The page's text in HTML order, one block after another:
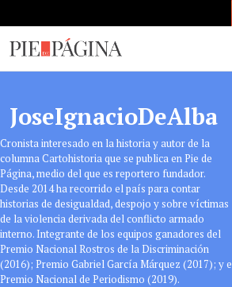
JoseIgnacioDeAlba
Cronista interesado en la historia y autor de la
columna Cartohistoria que se publica en Pie de
Página, medio del que es reportero fundador.
Desde 2014 ha recorrido el país para contar
historias de desigualdad, despojo y sobre víctimas
de la violencia derivada del conflicto armado
interno. Integrante de los equipos ganadores del
Premio Nacional Rostros de la Discriminación
(2016); Premio Gabriel García Márquez (2017); y
Premio Nacional de Periodismo (2019).